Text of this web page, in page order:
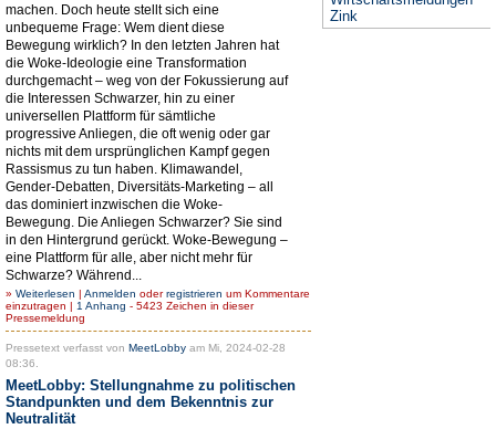
machen. Doch heute stellt sich eine
unbequeme Frage: Wem dient diese
Bewegung wirklich? In den letzten Jahren hat
die Woke-Ideologie eine Transformation
durchgemacht – weg von der Fokussierung auf
die Interessen Schwarzer, hin zu einer
universellen Plattform für sämtliche
progressive Anliegen, die oft wenig oder gar
nichts mit dem ursprünglichen Kampf gegen
Rassismus zu tun haben. Klimawandel,
Gender-Debatten, Diversitäts-Marketing – all
das dominiert inzwischen die Woke-
Bewegung. Die Anliegen Schwarzer? Sie sind
in den Hintergrund gerückt. Woke-Bewegung –
eine Plattform für alle, aber nicht mehr für
Schwarze? Während...
» Weiterlesen | Anmelden oderregistrieren um Kommentare
einzutragen | 1 Anhang - 5423 Zeichen in dieser
Pressemeldung
Pressetext verfasst von MeetLobby am Mi, 2024-02-28
08:36.
MeetLobby: Stellungnahme zu politischen
Standpunkten und dem Bekenntnis zur
Neutralität
Zink